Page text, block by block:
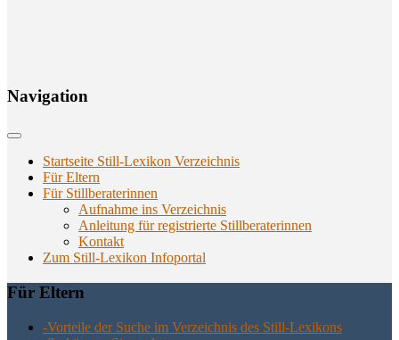
Navi­ga­ti­on
Startseite Still-Lexikon Verzeichnis
Für Eltern
Für Stillberaterinnen
Aufnahme ins Verzeichnis
Anlei­tung für regis­trier­te Stillberaterinnen
Kon­takt
Zum Still-Lexikon Infoportal
Für Eltern
-Vor­tei­le der Suche im Ver­zeich­nis des Still-Lexikons